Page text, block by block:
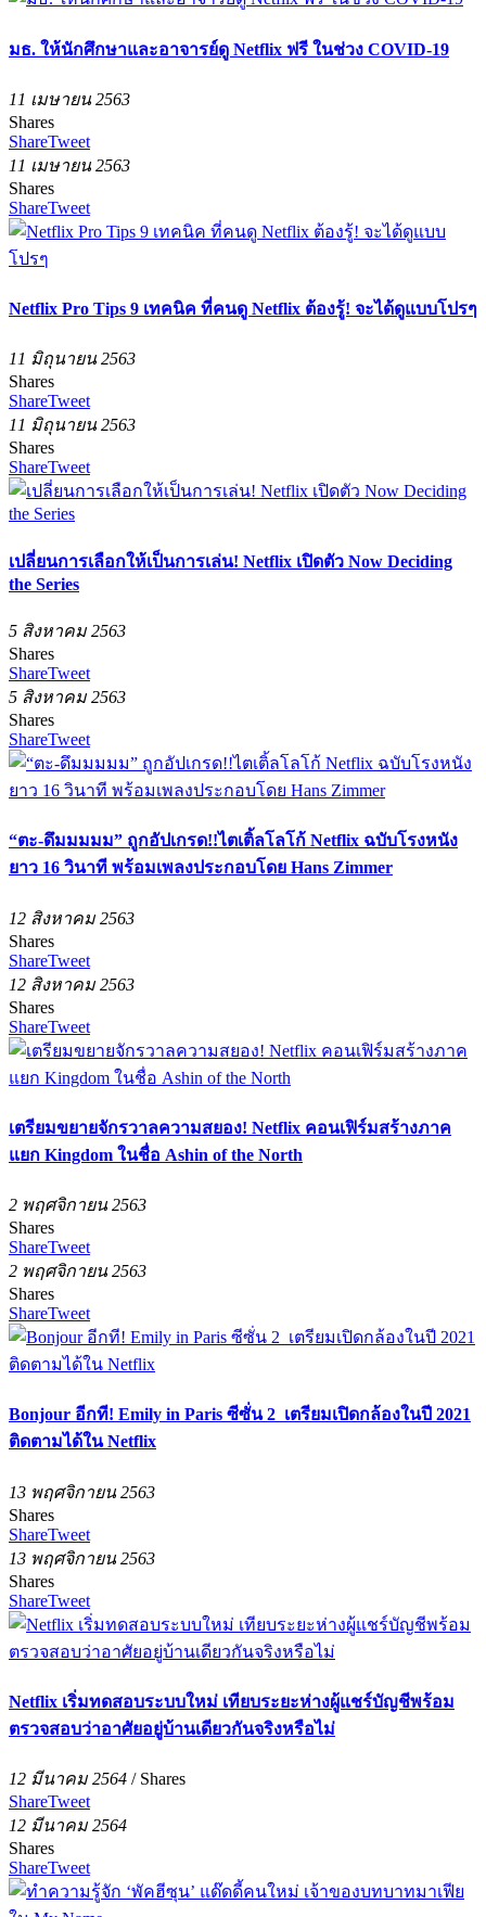
มธ. ให้นักศึกษาและอาจารย์ดู Netflix ฟรี ในช่วง COVID-19
11 เมษายน 2563
Shares
ShareTweet
11 เมษายน 2563
Shares
ShareTweet
Netflix Pro Tips 9 เทคนิค ที่คนดู Netflix ต้องรู้! จะได้ดูแบบโปรๆ
11 มิถุนายน 2563
Shares
ShareTweet
11 มิถุนายน 2563
Shares
ShareTweet
เปลี่ยนการเลือกให้เป็นการเล่น! Netflix เปิดตัว Now Deciding
the Series
5 สิงหาคม 2563
Shares
ShareTweet
5 สิงหาคม 2563
Shares
ShareTweet
“ตะ-ดึมมมมม” ถูกอัปเกรด!!ไตเติ้ลโลโก้ Netflix ฉบับโรงหนัง
ยาว 16 วินาที พร้อมเพลงประกอบโดย Hans Zimmer
12 สิงหาคม 2563
Shares
ShareTweet
12 สิงหาคม 2563
Shares
ShareTweet
เตรียมขยายจักรวาลความสยอง! Netflix คอนเฟิร์มสร้างภาค
แยก Kingdom ในชื่อ Ashin of the North
2 พฤศจิกายน 2563
Shares
ShareTweet
2 พฤศจิกายน 2563
Shares
ShareTweet
Bonjour อีกที! Emily in Paris ซีซั่น 2 เตรียมเปิดกล้องในปี 2021
ติดตามได้ใน Netflix
13 พฤศจิกายน 2563
Shares
ShareTweet
13 พฤศจิกายน 2563
Shares
ShareTweet
Netflix เริ่มทดสอบระบบใหม่ เทียบระยะห่างผู้แชร์บัญชีพร้อม
ตรวจสอบว่าอาศัยอยู่บ้านเดียวกันจริงหรือไม่
12 มีนาคม 2564 / Shares
ShareTweet
12 มีนาคม 2564
Shares
ShareTweet